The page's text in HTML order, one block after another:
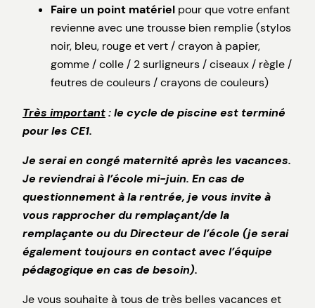
Faire un point matériel pour que votre enfant
revienne avec une trousse bien remplie (stylos
noir, bleu, rouge et vert / crayon à papier,
gomme / colle / 2 surligneurs / ciseaux / règle /
feutres de couleurs / crayons de couleurs)
Très important: le cycle de piscine est terminé
pour les CE1.
Je serai en congé maternité après les vacances.
Je reviendrai à l’école mi-juin. En cas de
questionnement à la rentrée, je vous invite à
vous rapprocher du remplaçant/de la
remplaçante ou du Directeur de l’école (je serai
également toujours en contact avec l’équipe
pédagogique en cas de besoin).
Je vous souhaite à tous de très belles vacances et